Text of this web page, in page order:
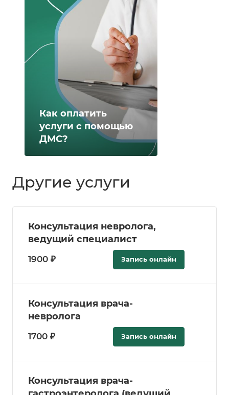
Как оплатить
услуги с помощью
ДМС?
Другие услуги
Консультация невролога,
ведущий специалист
1900 ₽ Запись онлайн
Консультация врача-
невролога
1700 ₽ Запись онлайн
Консультация врача-